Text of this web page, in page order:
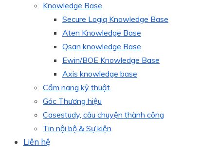
Knowledge Base
Secure Logiq Knowledge Base
Aten Knowledge Base
Qsan knowledge Base
Ewin/BOE Knowledge Base
Axis knowledge base
Cẩm nang kỹ thuật
Góc Thương hiệu
Casestudy, câu chuyện thành công
Tin nội bộ & Sự kiện
Liên hệ